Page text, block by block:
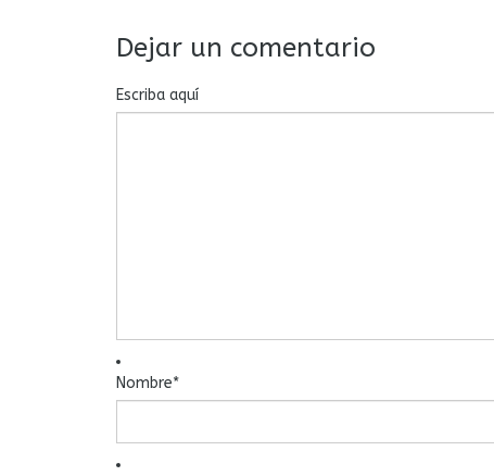
Dejar un comentario
Escriba aquí
Nombre*